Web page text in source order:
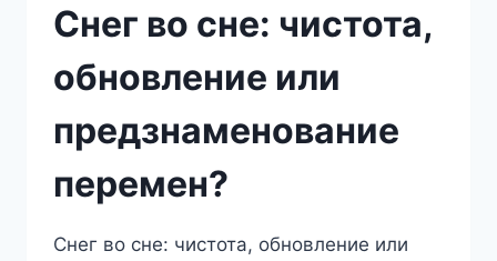
Снег во сне: чистота,
обновление или
предзнаменование
перемен?
Снег во сне: чистота, обновление или